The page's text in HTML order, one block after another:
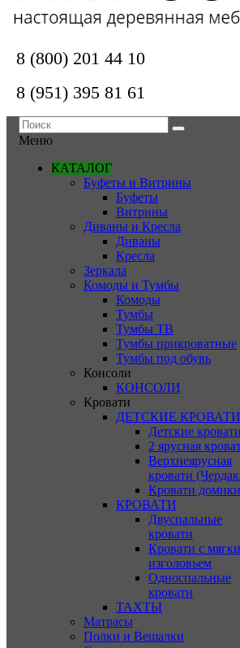
8 (800) 201 44 10
8 (951) 395 81 61
Меню
КАТАЛОГ
Буфеты и Витрины
Буфеты
Витрины
Диваны и Кресла
Диваны
Кресла
Зеркала
Комоды и Тумбы
Комоды
Тумбы
Тумбы ТВ
Тумбы прикроватные
Тумбы под обувь
Консоли
КОНСОЛИ
Кровати
ДЕТСКИЕ КРОВАТИ
Детские кровати
2 ярусная
Верхнеярусная
кровати
Кровати домики
КРОВАТИ
Двуспальные
кровати
Кровати с
изголовьем
Односпальные
кровати
ТАХТЫ
Матрасы
Полки и Вешалки